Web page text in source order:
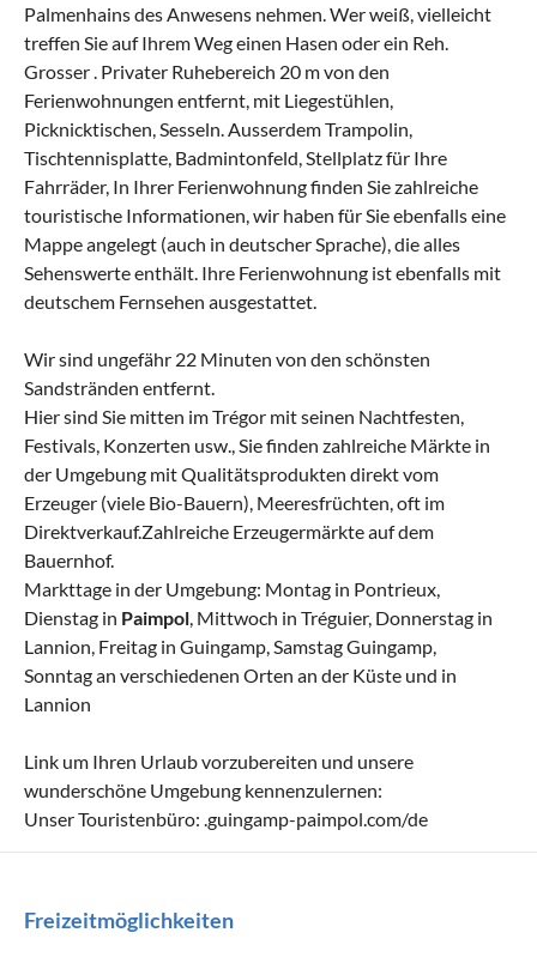
Palmenhains des Anwesens nehmen. Wer weiß, vielleicht
treffen Sie auf Ihrem Weg einen Hasen oder ein Reh.
Grosser . Privater Ruhebereich 20 m von den
Ferienwohnungen entfernt, mit Liegestühlen,
Picknicktischen, Sesseln. Ausserdem Trampolin,
Tischtennisplatte, Badmintonfeld, Stellplatz für Ihre
Fahrräder, In Ihrer Ferienwohnung finden Sie zahlreiche
touristische Informationen, wir haben für Sie ebenfalls eine
Mappe angelegt (auch in deutscher Sprache), die alles
Sehenswerte enthält. Ihre Ferienwohnung ist ebenfalls mit
deutschem Fernsehen ausgestattet.
Wir sind ungefähr 22 Minuten von den schönsten
Sandstränden entfernt.
Hier sind Sie mitten im Trégor mit seinen Nachtfesten,
Festivals, Konzerten usw., Sie finden zahlreiche Märkte in
der Umgebung mit Qualitätsprodukten direkt vom
Erzeuger (viele Bio-Bauern), Meeresfrüchten, oft im
Direktverkauf.Zahlreiche Erzeugermärkte auf dem
Bauernhof.
Markttage in der Umgebung: Montag in Pontrieux,
Dienstag in Paimpol , Mittwoch in Tréguier, Donnerstag in
Lannion, Freitag in Guingamp, Samstag Guingamp,
Sonntag an verschiedenen Orten an der Küste und in
Lannion
Link um Ihren Urlaub vorzubereiten und unsere
wunderschöne Umgebung kennenzulernen:
Unser Touristenbüro: .guingamp-paimpol.com/de
Freizeitmöglichkeiten